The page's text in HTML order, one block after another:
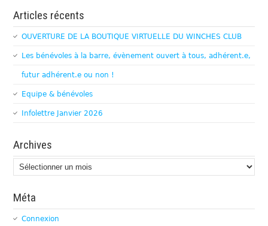
Articles récents
OUVERTURE DE LA BOUTIQUE VIRTUELLE DU WINCHES CLUB
Les bénévoles à la barre, évènement ouvert à tous, adhérent.e,
futur adhérent.e ou non !
Equipe & bénévoles
Infolettre Janvier 2026
Archives
Archives
Méta
Connexion